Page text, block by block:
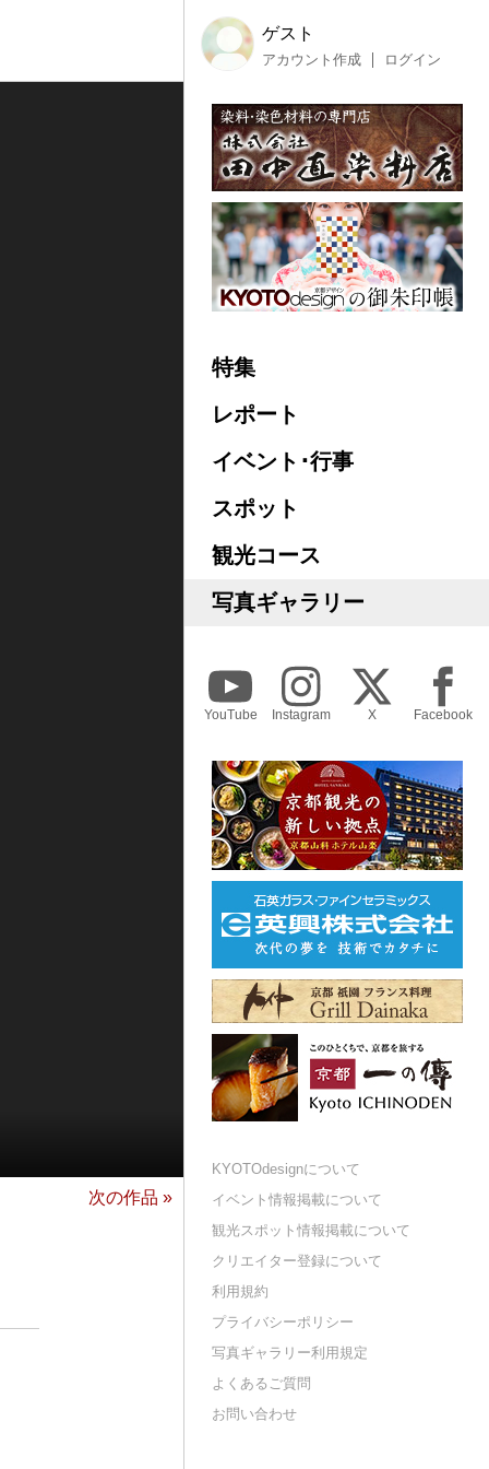
次の作品 »
ゲスト
アカウント作成 ログイン
特集
レポート
イベント･行事
スポット
観光コース
写真ギャラリー
YouTube Instagram X Facebook
KYOTOdesignについて
イベント情報掲載について
観光スポット情報掲載について
クリエイター登録について
利用規約
プライバシーポリシー
写真ギャラリー利用規定
よくあるご質問
お問い合わせ